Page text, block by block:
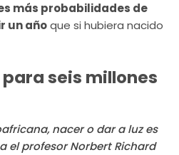
más probabilidades de
un añoque si hubiera nacido
seis millones
nacer o dar a luz es
el profesor Norbert Richard